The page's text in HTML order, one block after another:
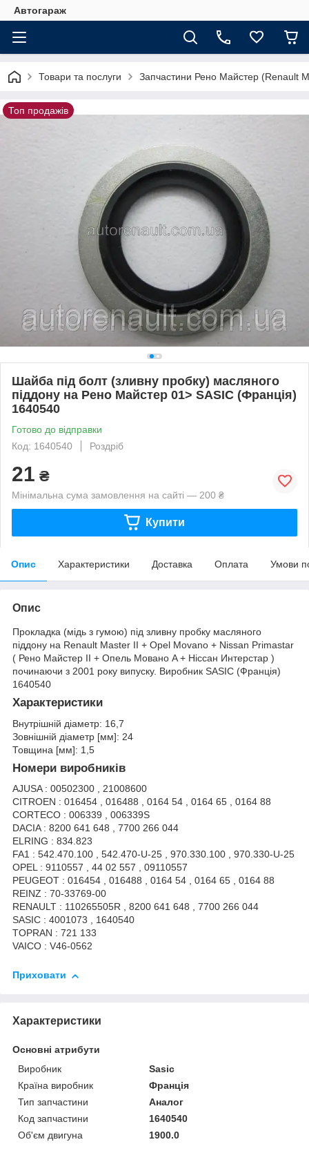
Автогараж
Товари та послуги Запчастини Рено Майстер (Renault
Топ продажів
Шайба під болт (зливну пробку) масляного
піддону на Рено Майстер 01> SASIC (Франція)
1640540
Готово до відправки
Код: 1640540
Роздріб
21 ₴
Мінімальна сума замовлення на сайті — 200 ₴
Купити
Опис Характеристики Доставка Оплата Умови
Опис
Прокладка (мідь з гумою) під зливну пробку масляного
піддону на Renault Master II + Opel Movano + Nissan Primastar
( Рено Майстер II + Опель Мовано A + Ніссан Интерстар )
починаючи з 2001 року випуску. Виробник SASIC (Франція)
1640540
Характеристики
Внутрішній діаметр: 16,7
Зовнішній діаметр [мм]: 24
Товщина [мм]: 1,5
Номери виробників
AJUSA : 00502300 , 21008600
CITROEN : 016454 , 016488 , 0164 54 , 0164 65 , 0164 88
CORTECO : 006339 , 006339S
DACIA : 8200 641 648 , 7700 266 044
ELRING : 834.823
FA1 : 542.470.100 , 542.470-U-25 , 970.330.100 , 970.330-U-25
OPEL : 9110557 , 44 02 557 , 09110557
PEUGEOT : 016454 , 016488 , 0164 54 , 0164 65 , 0164 88
REINZ : 70-33769-00
RENAULT : 110265505R , 8200 641 648 , 7700 266 044
SASIC : 4001073 , 1640540
TOPRAN : 721 133
VAICO : V46-0562
Приховати
Характеристики
Основні атрибути
Виробник
Sasic
Країна виробник
Франція
Тип запчастини
Аналог
Код запчастини
1640540
Об'єм двигуна
1900.0